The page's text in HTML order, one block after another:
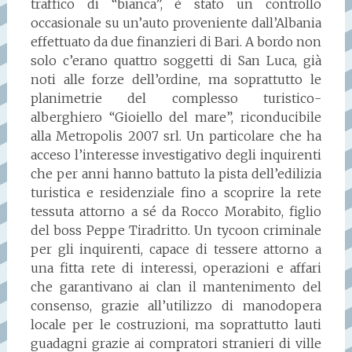
traffico di “bianca”, è stato un controllo
occasionale su un’auto proveniente dall’Albania
effettuato da due finanzieri di Bari. A bordo non
solo c’erano quattro soggetti di San Luca, già
noti alle forze dell’ordine, ma soprattutto le
planimetrie del complesso turistico-
alberghiero “Gioiello del mare”, riconducibile
alla Metropolis 2007 srl. Un particolare che ha
acceso l’interesse investigativo degli inquirenti
che per anni hanno battuto la pista dell’edilizia
turistica e residenziale fino a scoprire la rete
tessuta attorno a sé da Rocco Morabito, figlio
del boss Peppe Tiradritto. Un tycoon criminale
per gli inquirenti, capace di tessere attorno a
una fitta rete di interessi, operazioni e affari
che garantivano ai clan il mantenimento del
consenso, grazie all’utilizzo di manodopera
locale per le costruzioni, ma soprattutto lauti
guadagni grazie ai compratori stranieri di ville